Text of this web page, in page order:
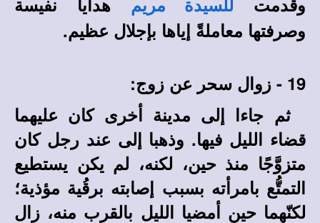
للسيدة مريم
وصرفتها معاملةً إياها بإجلال عظيم.
19 - زوال سحر عن زوج:
ثم جاءا إلى مدينة أخرى كان عليهما
قضاء الليل فيها. وذهبا إلى عند رجل كان
متزوَّجًا منذ حين، لكنه، لم يكن يستطيع
التمتُّع بامرأته بسبب إصابته برقُية مؤذية؛
لكنّهما حين أمضيا الليل بالقرب منه، زال